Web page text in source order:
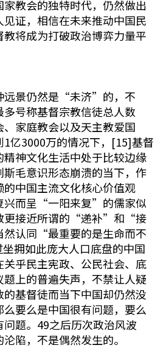
教会的独特时代，仍然做出
证，相信在未来推动中国民
将成为打破政治博弈力量平
远景仍然是“未济”的，不
号称基督宗教信徒总人数
、家庭教会以及天主教爱国
1亿3000万的情况下，[15]基督
神文化生活中处于比较边缘
毛意识形态崩溃的当下，作
中国主流文化核心价值观
兴而呈“一阳来复”的儒家似
更接近所谓的“递补”和“接
认同“最重要的是生命而不
拥如此庞大人口底盘的中国
乎民主宪政、公民社会、底
上的普遍失声，不禁让人疑
基督徒而当下中国却仍然没
要么是中国很有问题，要么
题。49之后历次政治风波
陷，不是偶然发生的。